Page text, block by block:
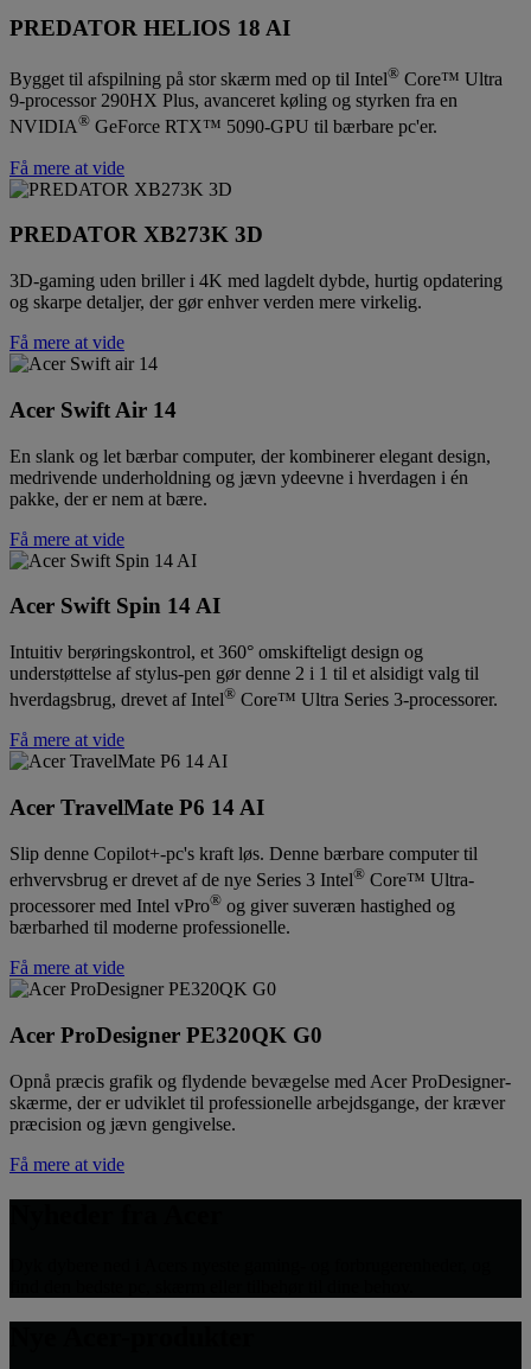
PREDATOR HELIOS 18 AI
Bygget til afspilning på stor skærm med op til Intel® Core™ Ultra
9-processor 290HX Plus, avanceret køling og styrken fra en
NVIDIA® GeForce RTX™ 5090-GPU til bærbare pc'er.
Få mere at vide
PREDATOR XB273K 3D
3D-gaming uden briller i 4K med lagdelt dybde, hurtig opdatering
og skarpe detaljer, der gør enhver verden mere virkelig.
Få mere at vide
Acer Swift Air 14
En slank og let bærbar computer, der kombinerer elegant design,
medrivende underholdning og jævn ydeevne i hverdagen i én
pakke, der er nem at bære.
Få mere at vide
Acer Swift Spin 14 AI
Intuitiv berøringskontrol, et 360° omskifteligt design og
understøttelse af stylus-pen gør denne 2 i 1 til et alsidigt valg til
hverdagsbrug, drevet af Intel® Core™ Ultra Series 3-processorer.
Få mere at vide
Acer TravelMate P6 14 AI
Slip denne Copilot+-pc's kraft løs. Denne bærbare computer til
erhvervsbrug er drevet af de nye Series 3 Intel® Core™ Ultra-
processorer med Intel vPro® og giver suveræn hastighed og
bærbarhed til moderne professionelle.
Få mere at vide
Acer ProDesigner PE320QK G0
Opnå præcis grafik og flydende bevægelse med Acer ProDesigner-
skærme, der er udviklet til professionelle arbejdsgange, der kræver
præcision og jævn gengivelse.
Få mere at vide